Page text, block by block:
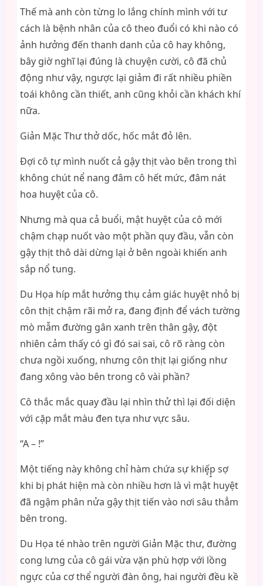
Thế mà anh còn từng lo lắng chính mình với tư
cách là bệnh nhân của cô theo đuổi có khi nào có
ảnh hưởng đến thanh danh của cô hay không,
bây giờ nghĩ lại đúng là chuyện cười, cô đã chủ
động như vậy, ngược lại giảm đi rất nhiều phiền
toái không cần thiết, anh cũng khỏi cần khách khí
nữa.
Giản Mặc Thư thở dốc, hốc mắt đỏ lên.
Đợi cô tự mình nuốt cả gậy thịt vào bên trong thì
không chút nể nang đâm cô hết mức, đâm nát
hoa huyệt của cô.
Nhưng mà qua cả buổi, mật huyệt của cô mới
chậm chạp nuốt vào một phần quy đầu, vẫn còn
gậy thịt thô dài dừng lại ở bên ngoài khiến anh
sắp nổ tung.
Du Họa híp mắt hưởng thụ cảm giác huyệt nhỏ bị
côn thịt chậm rãi mở ra, đang định để vách tường
mò mẫm đường gân xanh trên thân gậy, đột
nhiên cảm thấy có gì đó sai sai, cô rõ ràng còn
chưa ngồi xuống, nhưng côn thịt lại giống như
đang xông vào bên trong cô vài phần?
Cô thắc mắc quay đầu lại nhìn thử thì lại đối diện
với cặp mắt màu đen tựa như vực sâu.
“A – !”
Một tiếng này không chỉ hàm chứa sự khiế͙p͙ sợ
khi bị phát hiện mà còn nhiều hơn là vì mật huyệt
đã ngậm phân nửa gậy thịt tiến vào nơi sâu thẳm
bên trong.
Du Họa té nhào trên người Giản Mặc thư, đường
cong lưng của cô gái vừa vặn phù hợp với lồng
ngực của cơ thể người đàn ông, hai người đều kề